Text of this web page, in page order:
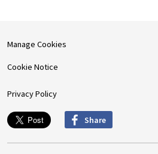
Manage Cookies
Cookie Notice
Privacy Policy
Share